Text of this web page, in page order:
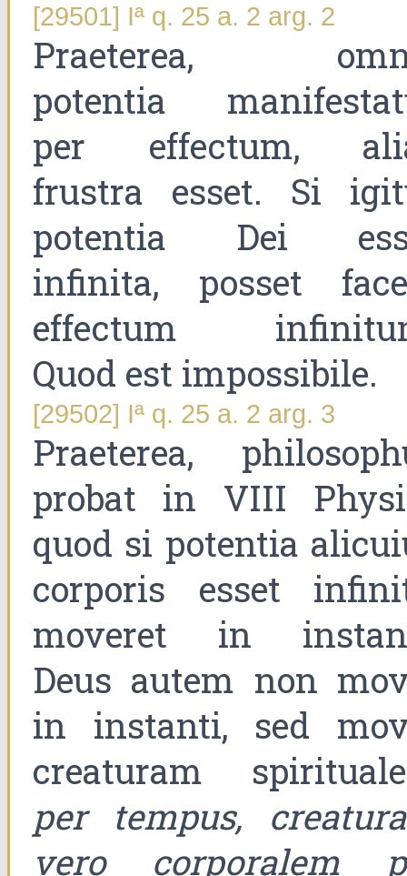
[29501] Iª q. 25 a. 2 arg. 2
Praeterea,
potentia
per effectum,
frustra esset. Si
potentia Dei
infinita, posset
effectum
Quod est impossibile.
[29502] Iª q. 25 a. 2 arg. 3
Praeterea,
probat in VIII
quod si potentia
corporis esset
moveret in
Deus autem non
in instanti, sed
creaturam
per tempus,
vero corporalem